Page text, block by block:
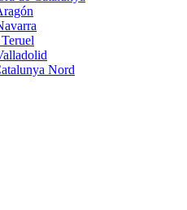
Nord